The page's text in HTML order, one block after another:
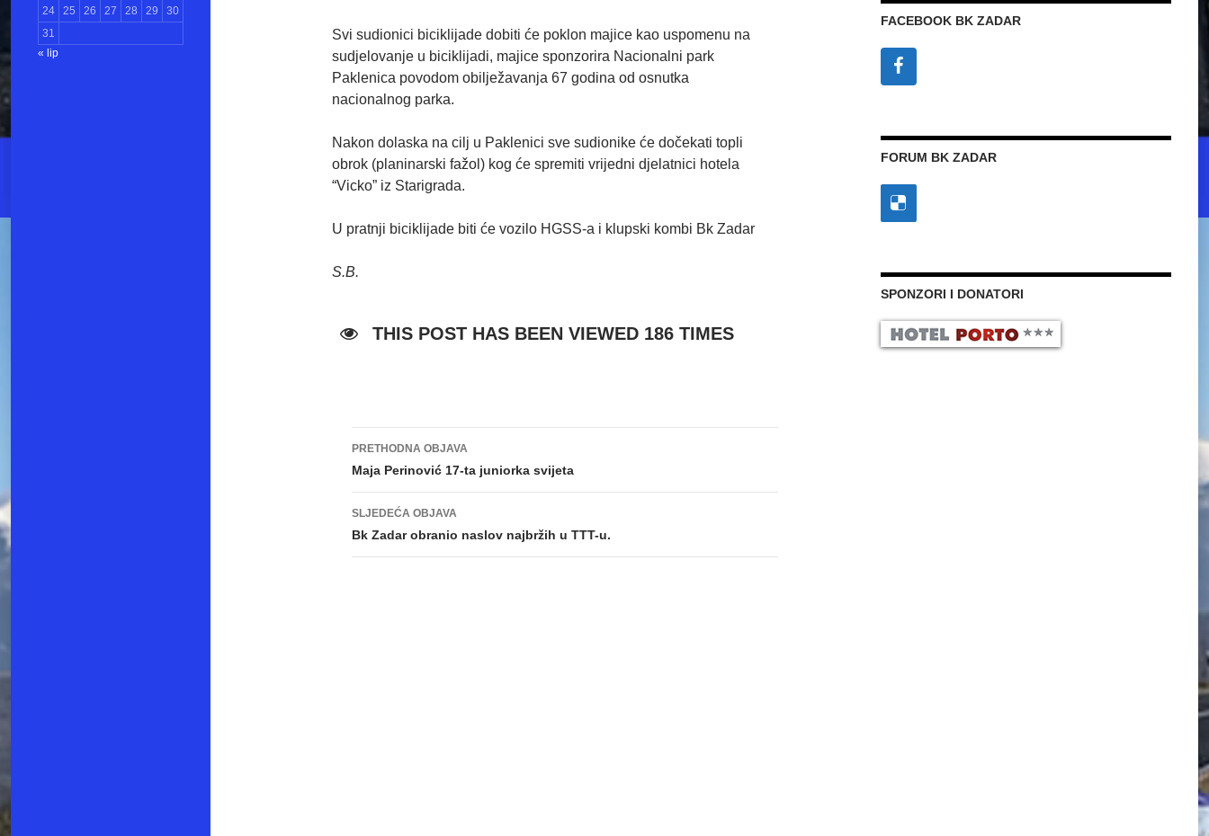
Svi sudionici biciklijade dobiti će poklon majice kao uspomenu na
sudjelovanje u biciklijadi, majice sponzorira Nacionalni park
Paklenica povodom obilježavanja 67 godina od osnutka
nacionalnog parka.
Nakon dolaska na cilj u Paklenici sve sudionike će dočekati topli
obrok (planinarski fažol) kog će spremiti vrijedni djelatnici hotela
“Vicko” iz Starigrada.
U pratnji biciklijade biti će vozilo HGSS-a i klupski kombi Bk Zadar
S.B.
THIS POST HAS BEEN VIEWED 186 TIMES
Navigacija
objava
PRETHODNA OBJAVA
Maja Perinović 17-ta juniorka svijeta
SLJEDEĆA OBJAVA
Bk Zadar obranio naslov najbržih u TTT-u.
FACEBOOK BK ZADAR
FORUM BK ZADAR
SPONZORI I DONATORI
24
25 26 27 28 29
30
31
« lip